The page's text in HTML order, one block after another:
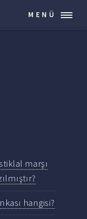
MENÜ
marşı
hangisi?